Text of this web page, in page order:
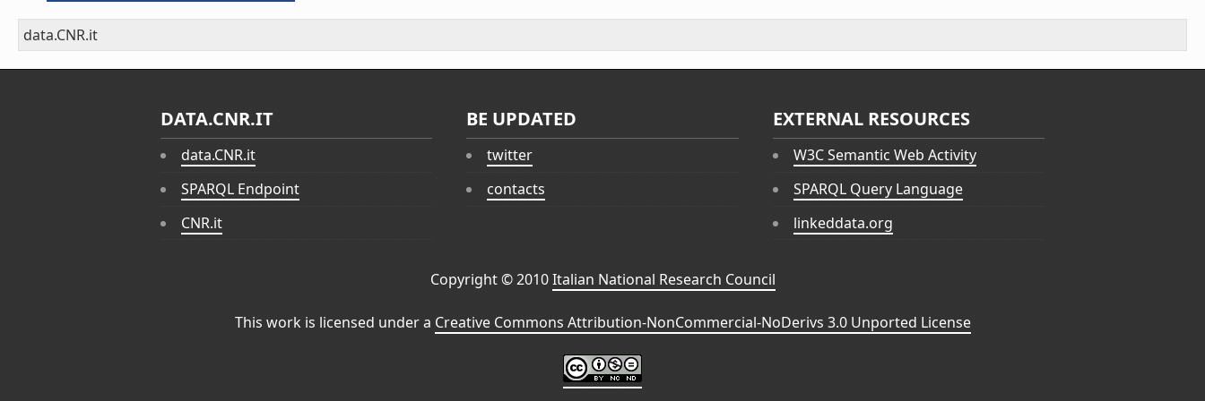
data.CNR.it
DATA.CNR.IT
data.CNR.it
SPARQL Endpoint
CNR.it
BE UPDATED
twitter
contacts
EXTERNAL RESOURCES
W3C Semantic Web Activity
SPARQL Query Language
linkeddata.org
Copyright © 2010Italian National Research Council
This work is licensed under a Creative Commons Attribution-NonCommercial-NoDerivs 3.0 Unported License